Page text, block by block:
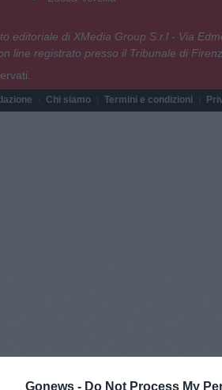
Gonews - Do Not Process My
editoriale di XMedia Group S.r.l - Via
line registrato presso il Tribunale di
Chi siamo Termini e condizioni